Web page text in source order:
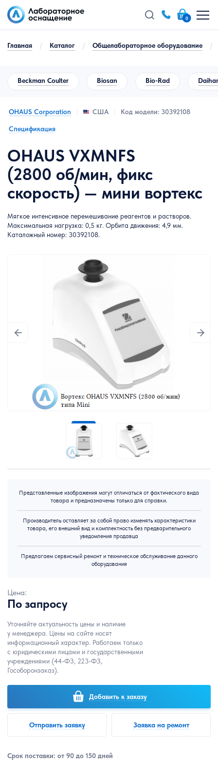
0
Главная / Каталог / Общелабораторное оборудование /
Beckman Coulter Biosan Bio-Rad
OHAUS Corporation США Код модели: 30392108
Спецификация
OHAUS VXMNFS
(2800 об/мин, фикс
скорость) — мини вортекс
Мягкое интенсивное перемешивание реагентов и растворов.
Максимальная нагрузка: 0,5 кг. Орбита движения: 4,9 мм.
Каталожный номер: 30392108.
Представленные изображения могут отличаться от фактического вида
товара и предназначены только для справки.
Производитель оставляет за собой право изменять характеристики
товара, его внешний вид и комплектность без предварительного
уведомления продавца
Предлагаем сервисный ремонт и техническое обслуживание данного
оборудования
Цена:
По запросу
Уточняйте актуальность цены и наличие
у менеджера. Цены на сайте носят
информационный характер. Работаем только
с юридическими лицами и государственными
учреждениями (44-ФЗ, 223-ФЗ,
Гособоронзаказ).
Добавить к заказу
Отправить заявку Заявка на ремонт
Срок поставки: от 90 до 150 дней